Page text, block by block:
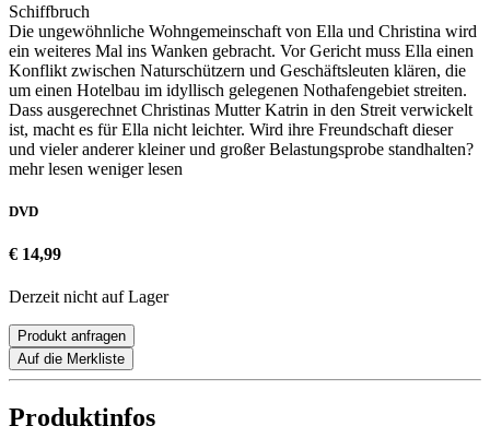
Schiffbruch
Die ungewöhnliche Wohngemeinschaft von Ella und Christina wird
ein weiteres Mal ins Wanken gebracht. Vor Gericht muss Ella einen
Konflikt zwischen Naturschützern und Geschäftsleuten klären, die
um einen Hotelbau im idyllisch gelegenen Nothafengebiet streiten.
Dass ausgerechnet Christinas Mutter Katrin in den Streit verwickelt
ist, macht es für Ella nicht leichter. Wird ihre Freundschaft dieser
und vieler anderer kleiner und großer Belastungsprobe standhalten?
mehr lesen weniger lesen
DVD
€ 14,99
Derzeit nicht auf Lager
Produkt anfragen
Auf die Merkliste
Produktinfos